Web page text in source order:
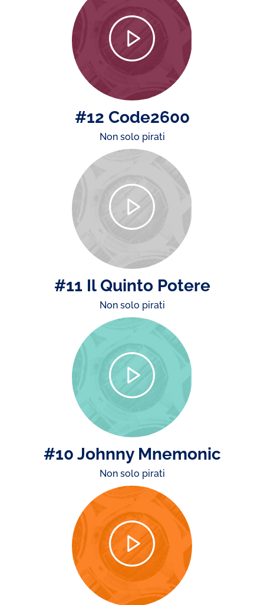
#12 Code2600
Non solo pirati
#11 Il Quinto Potere
Non solo pirati
#10 Johnny Mnemonic
Non solo pirati